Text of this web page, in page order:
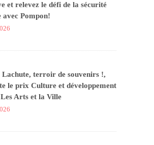
et relevez le défi de la sécurité
Pompon!
terroir de souvenirs !,
le prix Culture et développement
Arts et la Ville